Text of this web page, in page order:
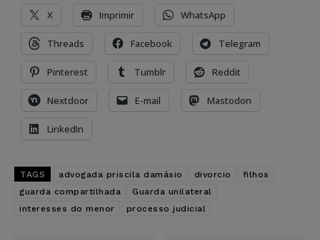
X Imprimir WhatsApp
Threads Facebook Telegram
Pinterest Tumblr Reddit
Nextdoor E-mail Mastodon
LinkedIn
TAGS advogada priscila damásio divorcio
filhos
guarda compartilhada
Guarda unilateral
interesses do menor
processo judicial